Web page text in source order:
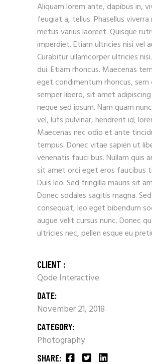
Aliquam lorem ante, dapibus in,
feugiat a, tellus. Phasellus viverra
metus varius laoreet. Quisque
imperdiet. Etiam ultricies nisi vel
Curabitur ullamcorper ultricies
dui. Etiam rhoncus. Maecenas
eget condimentum rhoncus, sem
semper libero, sit amet
neque sed ipsum. Nam quam
vel, luts pulvinar, hendrerit id,
Maecenas nec odio et ante
tempus. Donec vitae sapien ut
venenatis fauci bus. Nullam quis
sit amet orci eget eros faucibus
Duis leo. Sed fringilla mauris sit
Donec sodales sagitis magna. Sed
consequat, leo eget bibendum
augue velit cursus nunc. Donec
ultricies nec, pellen esque eu
CLIENT :
Qode Interactive
DATE:
November 21, 2018
CATEGORY:
Photography
SHARE: